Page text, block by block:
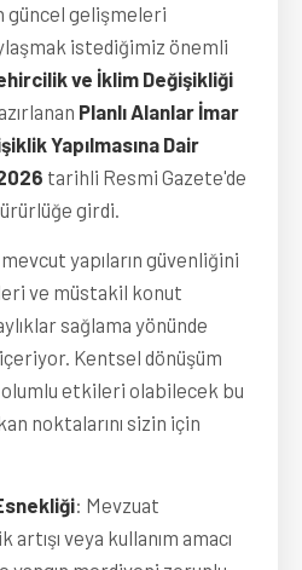
güncel gelişmeleri
istediğimiz önemli
ve İklim Değişikliği
Planlı Alanlar İmar
Yapılmasına Dair
tarihli Resmi Gazete'de
girdi.
yapıların güvenliğini
ve müstakil konut
sağlama yönünde
içeriyor. Kentsel dönüşüm
etkileri olabilecek bu
noktalarını sizin için
: Mevzuat
veya kullanım amacı